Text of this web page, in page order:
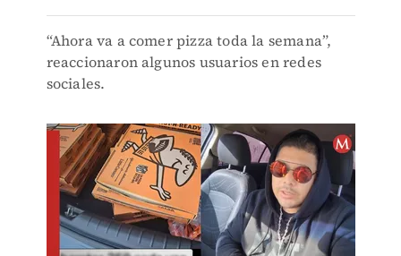
“Ahora va a comer pizza toda la semana”,
reaccionaron algunos usuarios en redes
sociales.